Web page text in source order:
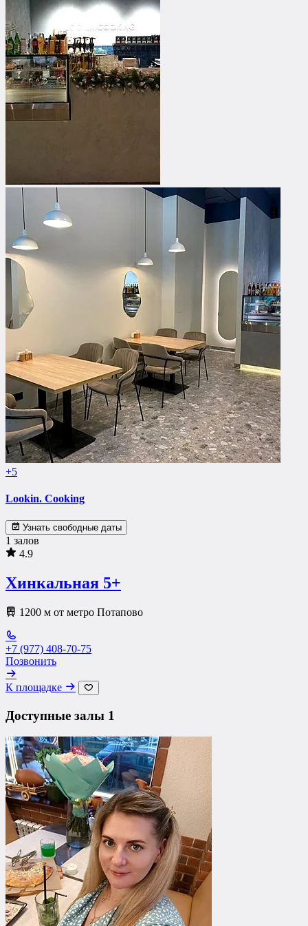
+5
Lookin. Cooking
Узнать свободные даты
1 залов
4.9
Хинкальная 5+
1200 м от метро Потапово
+7 (977) 408-70-75
Позвонить
К площадке
Доступные залы 1